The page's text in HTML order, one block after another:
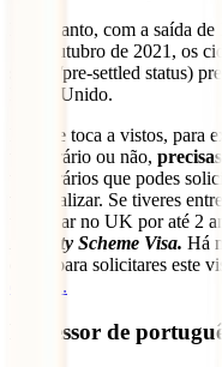
No entanto, com a saída
1 de outubro de 2021, os
settled/pre-settled status)
Reino Unido.
No que toca a vistos, para
temporário ou não,
temporários que podes
vais realizar. Se tiveres
trabalhar no UK por até 2
Mobility Scheme Visa. Há
conta para solicitares este
do UK.
Professor de português